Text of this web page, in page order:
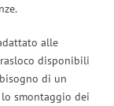
alle
disponibili
di un
smontaggio dei